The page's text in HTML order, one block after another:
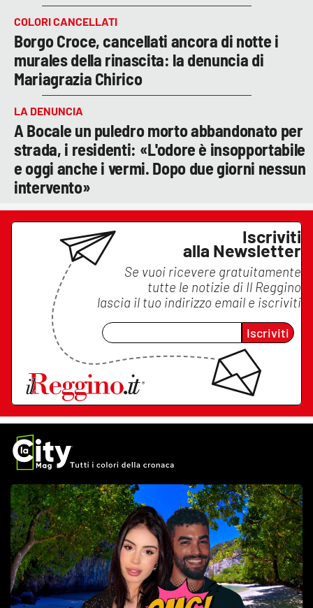
COLORI CANCELLATI
Borgo Croce, cancellati ancora di notte i
murales della rinascita: la denuncia di
Mariagrazia Chirico
LA DENUNCIA
A Bocale un puledro morto abbandonato per
strada, i residenti: «L'odore è insopportabile
e oggi anche i vermi. Dopo due giorni nessun
intervento»
Iscriviti
alla Newsletter
Se vuoi ricevere gratuitamente
tutte le notizie di Il Reggino
lascia il tuo indirizzo email e iscriviti
Iscriviti